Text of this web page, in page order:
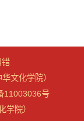
错
文化学院）
11003036号
学院）